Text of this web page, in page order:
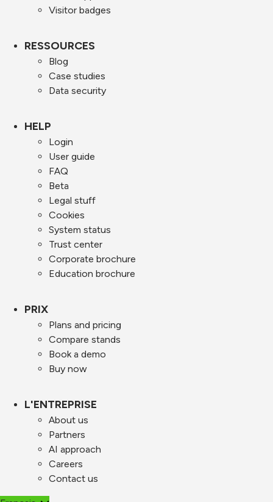
Visitor badges
RESSOURCES
Blog
Case studies
Data security
HELP
Login
User guide
FAQ
Beta
Legal stuff
Cookies
System status
Trust center
Corporate brochure
Education brochure
PRIX
Plans and pricing
Compare stands
Book a demo
Buy now
L'ENTREPRISE
About us
Partners
AI approach
Careers
Contact us